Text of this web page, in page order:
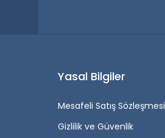
Yasal Bilgiler
Mesafeli Satış Sözleşmesi
Gizlilik ve Güvenlik